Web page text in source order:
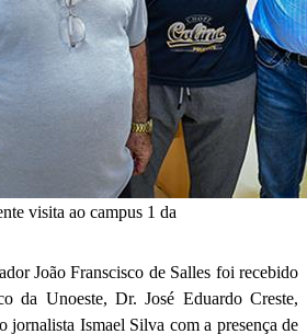
visita ao campus 1 da
João Franscisco de Salles foi recebido
da Unoeste, Dr. José Eduardo Creste,
jornalista Ismael Silva com a presença de